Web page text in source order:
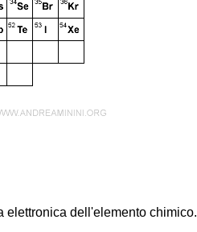
elettronica dell'elemento chimico.